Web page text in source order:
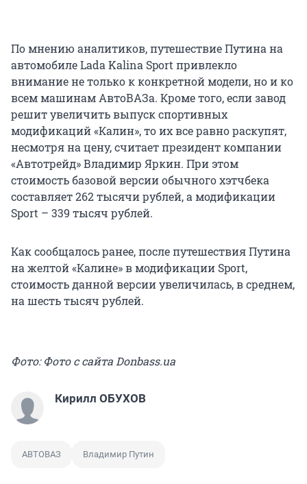
По мнению аналитиков, путешествие Путина на
автомобиле Lada Kalina Sport привлекло
внимание не только к конкретной модели, но и ко
всем машинам АвтоВАЗа. Кроме того, если завод
решит увеличить выпуск спортивных
модификаций «Калин», то их все равно раскупят,
несмотря на цену, считает президент компании
«Автотрейд» Владимир Яркин. При этом
стоимость базовой версии обычного хэтчбека
составляет 262 тысячи рублей, а модификации
Sport – 339 тысяч рублей.
Как сообщалось ранее, после путешествия Путина
на желтой «Калине» в модификации Sport,
стоимость данной версии увеличилась, в среднем,
на шесть тысяч рублей.
Фото: Фото с сайта Donbass.ua
Кирилл ОБУХОВ
АВТОВАЗ Владимир Путин